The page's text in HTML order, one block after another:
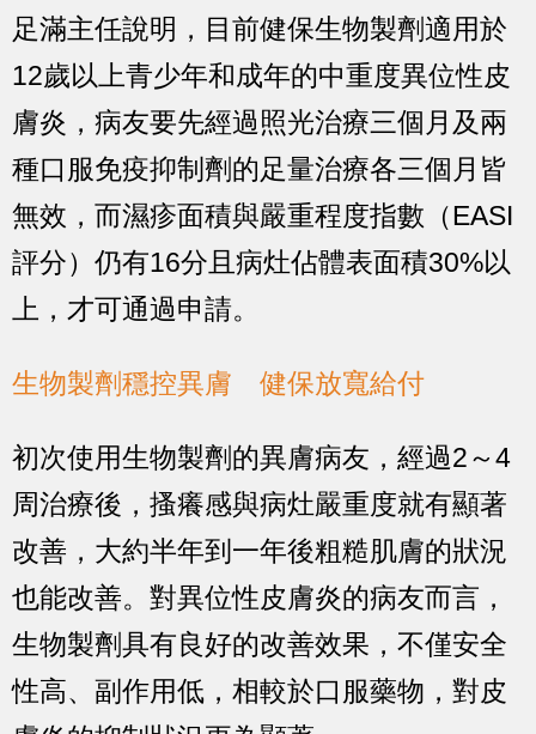
足滿主任說明，目前健保生物製劑適用於
12歲以上青少年和成年的中重度異位性皮
膚炎，病友要先經過照光治療三個月及兩
種口服免疫抑制劑的足量治療各三個月皆
無效，而濕疹面積與嚴重程度指數（EASI
評分）仍有16分且病灶佔體表面積30%以
上，才可通過申請。
生物製劑穩控異膚 健保放寬給付
初次使用生物製劑的異膚病友，經過2～4
周治療後，搔癢感與病灶嚴重度就有顯著
改善，大約半年到一年後粗糙肌膚的狀況
也能改善。對異位性皮膚炎的病友而言，
生物製劑具有良好的改善效果，不僅安全
性高、副作用低，相較於口服藥物，對皮